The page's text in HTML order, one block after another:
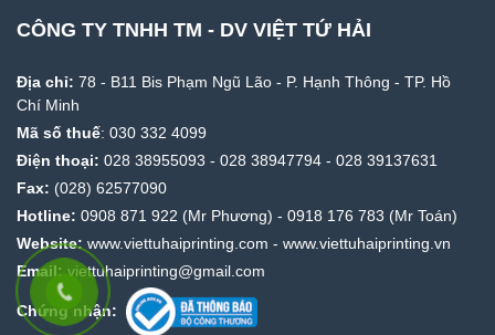
CÔNG TY TNHH TM - DV VIỆT TỨ HẢI
Địa chỉ: 78 - B11 Bis Phạm Ngũ Lão - P. Hạnh Thông - TP. Hồ
Chí Minh
Mã số thuế: 030 332 4099
Điện thoại: 028 38955093 - 028 38947794 - 028 39137631
Fax: (028) 62577090
Hotline: 0908 871 922 (Mr Phương) - 0918 176 783 (Mr Toán)
Website: www.viettuhaiprinting.com - www.viettuhaiprinting.vn
Email: viettuhaiprinting@gmail.com
Chứng nhận: